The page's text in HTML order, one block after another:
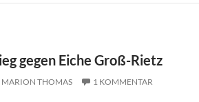
gegen Eiche Groß-Rietz
MARION THOMAS 1 KOMMENTAR